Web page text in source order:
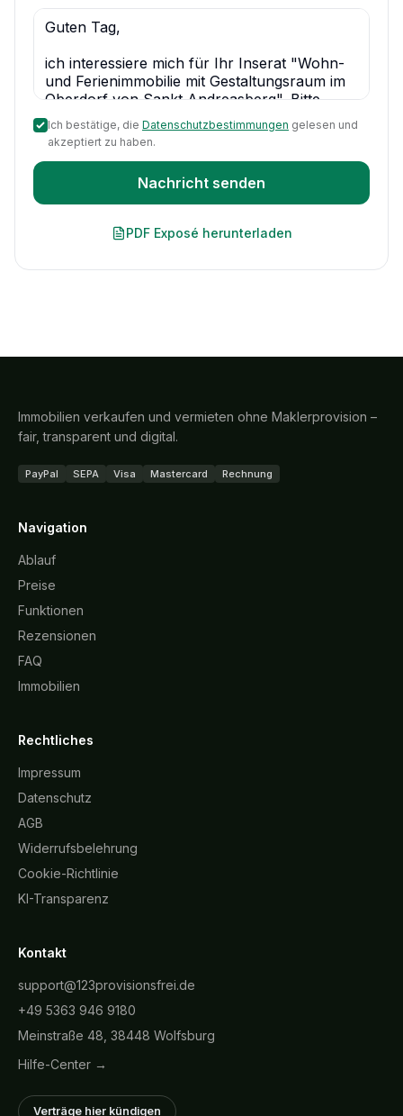
Ich bestätige, die Datenschutzbestimmungen gelesen und
akzeptiert zu haben.
Nachricht senden
PDF Exposé herunterladen
Immobilien verkaufen und vermieten ohne Maklerprovision –
fair, transparent und digital.
PayPal SEPA Visa Mastercard Rechnung
Navigation
Ablauf
Preise
Funktionen
Rezensionen
FAQ
Immobilien
Rechtliches
Impressum
Datenschutz
AGB
Widerrufsbelehrung
Cookie-Richtlinie
KI-Transparenz
Kontakt
support@123provisionsfrei.de
+49 5363 946 9180
Meinstraße 48, 38448 Wolfsburg
Hilfe-Center →
Verträge hier kündigen